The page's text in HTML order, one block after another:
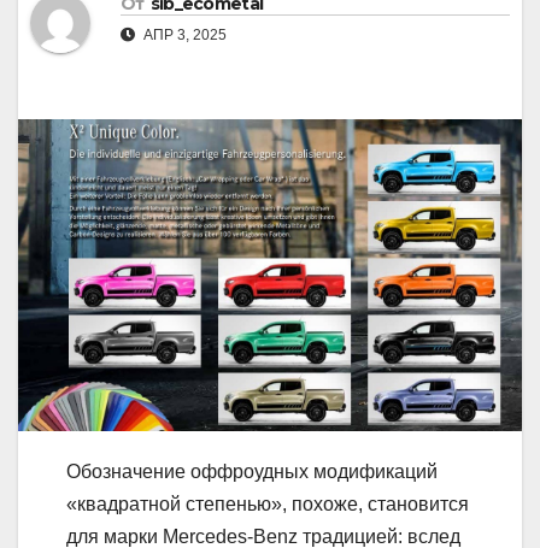
АПР 3, 2025
Обозначение оффроудных модификаций
«квадратной степенью», похоже, становится
для марки Mercedes-Benz традицией: вслед